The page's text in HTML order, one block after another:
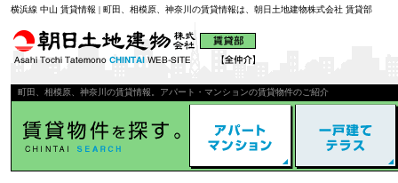
横浜線 中山 賃貸情報 | 町田、相模原、神奈川の賃貸情報は、朝日土地建物株式会社 賃貸部
町田、相模原、神奈川の賃貸情報。アパート・マンションの賃貸物件のご紹介